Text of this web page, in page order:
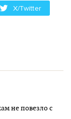
X/Twitter